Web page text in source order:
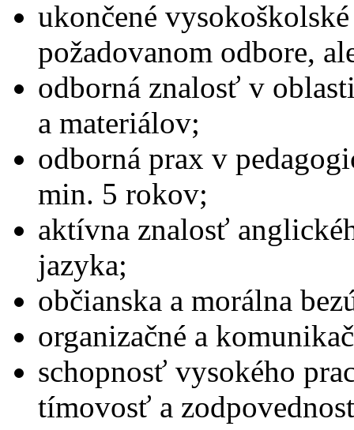
ukončené
požadovanom odbore,
odborná znalosť v
a materiálov;
odborná prax v
min. 5 rokov;
aktívna znalosť
jazyka;
občianska a morálna
organizačné a
schopnosť vysokého
tímovosť a